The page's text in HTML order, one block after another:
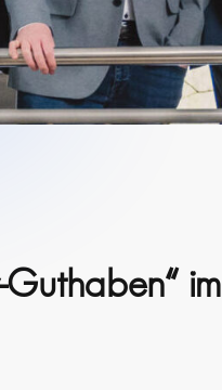
Guthaben“ im